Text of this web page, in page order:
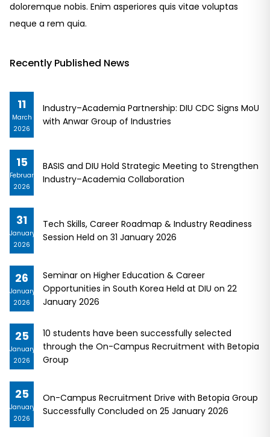
doloremque nobis. Enim asperiores quis vitae voluptas
neque a rem quia.
Recently Published News
11
March
2026
Industry–Academia Partnership: DIU CDC Signs MoU
with Anwar Group of Industries
15
February
2026
BASIS and DIU Hold Strategic Meeting to Strengthen
Industry–Academia Collaboration
31
January
2026
Tech Skills, Career Roadmap & Industry Readiness
Session Held on 31 January 2026
26
January
2026
Seminar on Higher Education & Career
Opportunities in South Korea Held at DIU on 22
January 2026
25
January
2026
10 students have been successfully selected
through the On-Campus Recruitment with Betopia
Group
25
January
2026
On-Campus Recruitment Drive with Betopia Group
Successfully Concluded on 25 January 2026